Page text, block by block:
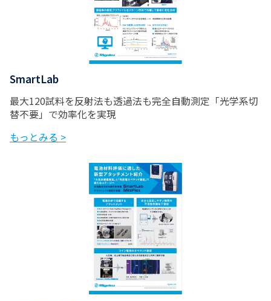
SmartLab
最大120試料を反射法も透過法も完全自動測定「光学系切
替不要」で効率化を実現
もっとみる >